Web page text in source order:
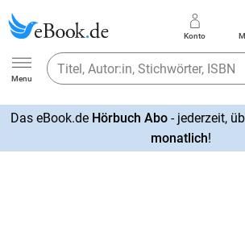
Ebook.de
Menu
Konto
Das eBook.de Hörbuch Abo- jederzeit,
monatlich!